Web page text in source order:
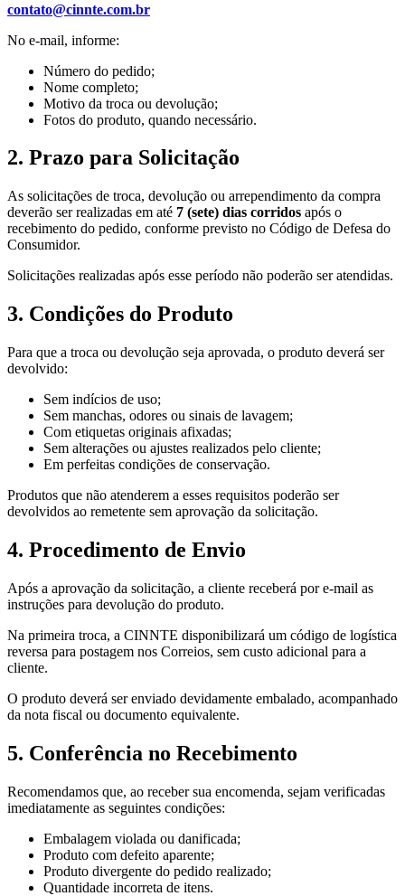
contato@cinnte.com.br
No e-mail, informe:
Número do pedido;
Nome completo;
Motivo da troca ou devolução;
Fotos do produto, quando necessário.
2. Prazo para Solicitação
As solicitações de troca, devolução ou arrependimento da compra
deverão ser realizadas em até 7 (sete) dias corridos após o
recebimento do pedido, conforme previsto no Código de Defesa do
Consumidor.
Solicitações realizadas após esse período não poderão ser atendidas.
3. Condições do Produto
Para que a troca ou devolução seja aprovada, o produto deverá ser
devolvido:
Sem indícios de uso;
Sem manchas, odores ou sinais de lavagem;
Com etiquetas originais afixadas;
Sem alterações ou ajustes realizados pelo cliente;
Em perfeitas condições de conservação.
Produtos que não atenderem a esses requisitos poderão ser
devolvidos ao remetente sem aprovação da solicitação.
4. Procedimento de Envio
Após a aprovação da solicitação, a cliente receberá por e-mail as
instruções para devolução do produto.
Na primeira troca, a CINNTE disponibilizará um código de logística
reversa para postagem nos Correios, sem custo adicional para a
cliente.
O produto deverá ser enviado devidamente embalado, acompanhado
da nota fiscal ou documento equivalente.
5. Conferência no Recebimento
Recomendamos que, ao receber sua encomenda, sejam verificadas
imediatamente as seguintes condições:
Embalagem violada ou danificada;
Produto com defeito aparente;
Produto divergente do pedido realizado;
Quantidade incorreta de itens.